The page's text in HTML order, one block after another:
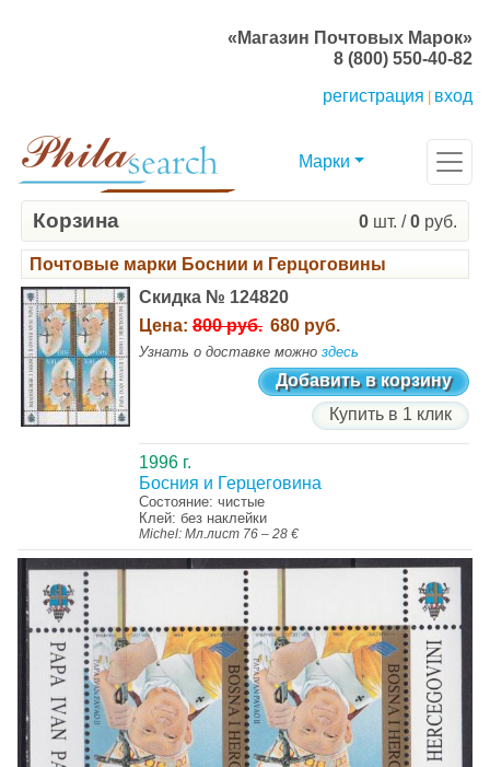
«Магазин Почтовых Марок»
8 (800) 550-40-82
регистрация
вход
Марки
Корзина 0 шт. /0 руб.
Почтовые марки Боснии и Герцоговины
Скидка № 124820
Цена: 800 руб. 680 руб.
Узнать о доставке можно здесь
Добавить в корзину
Купить в 1 клик
1996 г.
Босния и Герцеговина
Состояние: чистые
Клей: без наклейки
Michel: Мл.лист 76 – 28 €